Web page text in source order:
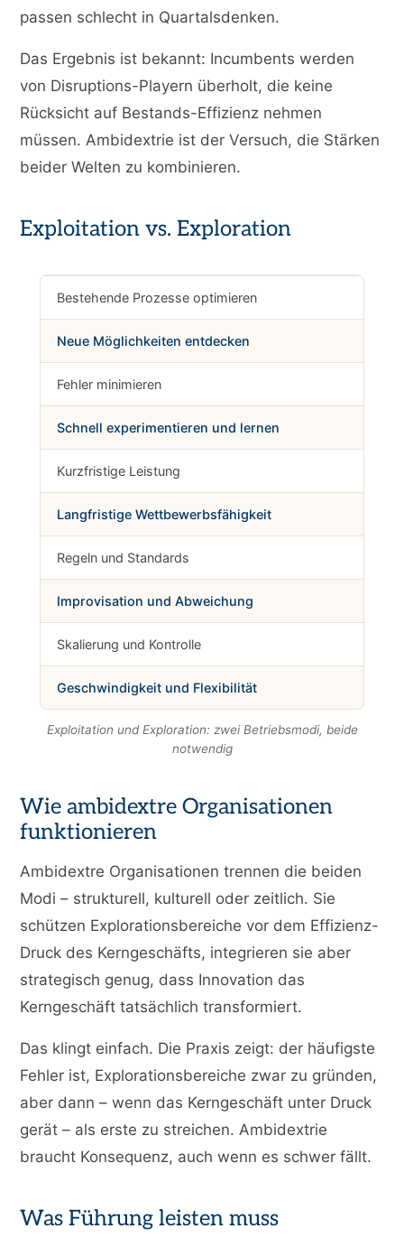
passen schlecht in Quartalsdenken.
Das Ergebnis ist bekannt: Incumbents werden
von Disruptions-Playern überholt, die keine
Rücksicht auf Bestands-Effizienz nehmen
müssen. Ambidextrie ist der Versuch, die Stärken
beider Welten zu kombinieren.
Exploitation vs. Exploration
Bestehende Prozesse optimieren
Neue Möglichkeiten entdecken
Fehler minimieren
Schnell experimentieren und lernen
Kurzfristige Leistung
Langfristige Wettbewerbsfähigkeit
Regeln und Standards
Improvisation und Abweichung
Skalierung und Kontrolle
Geschwindigkeit und Flexibilität
Exploitation und Exploration: zwei Betriebsmodi, beide
notwendig
Wie ambidextre Organisationen
funktionieren
Ambidextre Organisationen trennen die beiden
Modi – strukturell, kulturell oder zeitlich. Sie
schützen Explorationsbereiche vor dem Effizienz-
Druck des Kerngeschäfts, integrieren sie aber
strategisch genug, dass Innovation das
Kerngeschäft tatsächlich transformiert.
Das klingt einfach. Die Praxis zeigt: der häufigste
Fehler ist, Explorationsbereiche zwar zu gründen,
aber dann – wenn das Kerngeschäft unter Druck
gerät – als erste zu streichen. Ambidextrie
braucht Konsequenz, auch wenn es schwer fällt.
Was Führung leisten muss